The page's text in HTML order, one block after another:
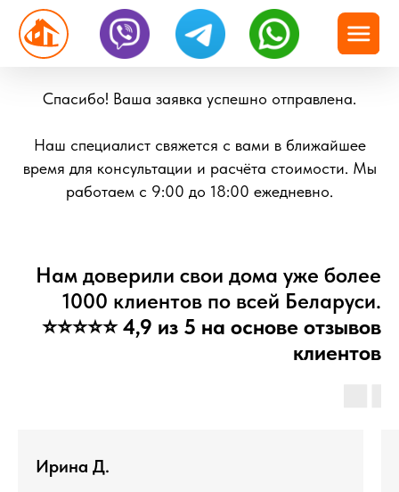
Спасибо! Ваша заявка успешно отправлена.
Наш специалист свяжется с вами в ближайшее
время для консультации и расчёта стоимости. Мы
работаем с 9:00 до 18:00 ежедневно.
Нам доверили свои дома уже более
1000 клиентов по всей Беларуси.
⭐⭐⭐⭐⭐4,9 из 5 на основе отзывов
клиентов
Ирина Д.